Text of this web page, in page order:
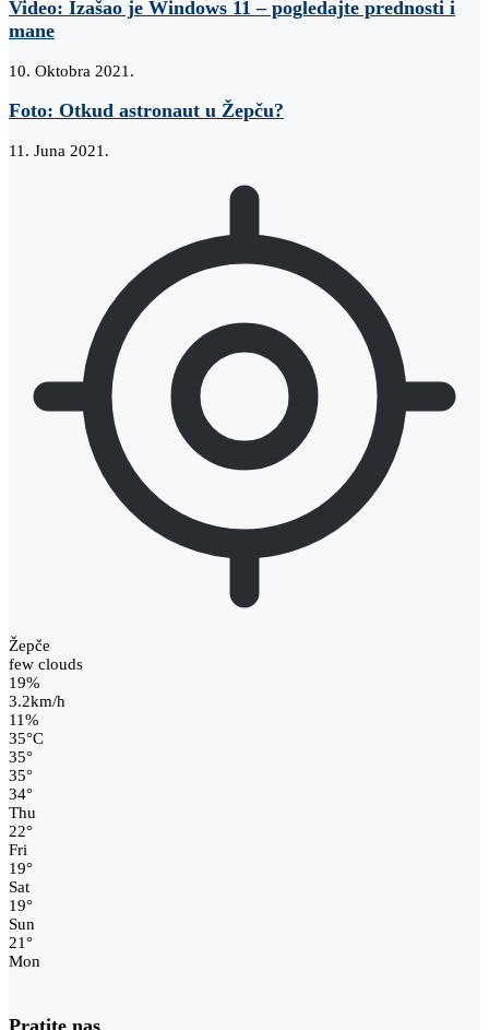
Video: Izašao je Windows 11 – pogledajte prednosti i
mane
10. Oktobra 2021.
Foto: Otkud astronaut u Žepču?
11. Juna 2021.
Žepče
few clouds
19%
3.2km/h
11%
35°C
35°
35°
34°
Thu
22°
Fri
19°
Sat
19°
Sun
21°
Mon
Pratite nas